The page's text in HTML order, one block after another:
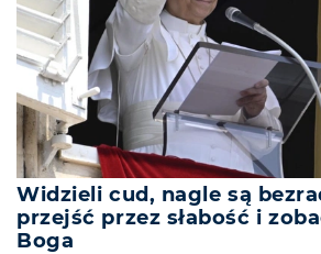
Widzieli cud, nagle są
przejść przez słabość i
Boga